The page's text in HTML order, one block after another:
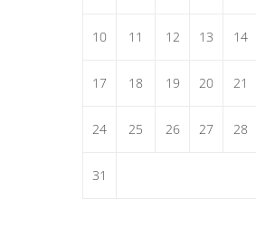
10 11 12 13 14
17 18 19 20 21
24 25 26 27 28
31